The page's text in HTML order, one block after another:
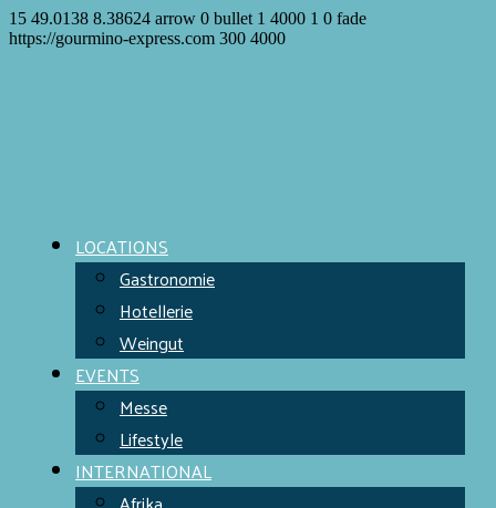
15 49.0138 8.38624 arrow 0 bullet 1 4000 1 0 fade
https://gourmino-express.com 300 4000
LOCATIONS
Gastronomie
Hotellerie
Weingut
EVENTS
Messe
Lifestyle
INTERNATIONAL